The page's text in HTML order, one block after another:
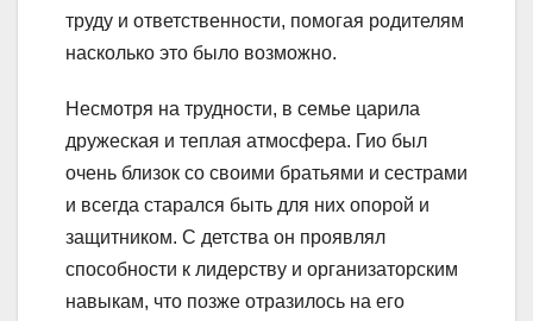
труду и ответственности, помогая родителям
насколько это было возможно.
Несмотря на трудности, в семье царила
дружеская и теплая атмосфера. Гио был
очень близок со своими братьями и сестрами
и всегда старался быть для них опорой и
защитником. С детства он проявлял
способности к лидерству и организаторским
навыкам, что позже отразилось на его